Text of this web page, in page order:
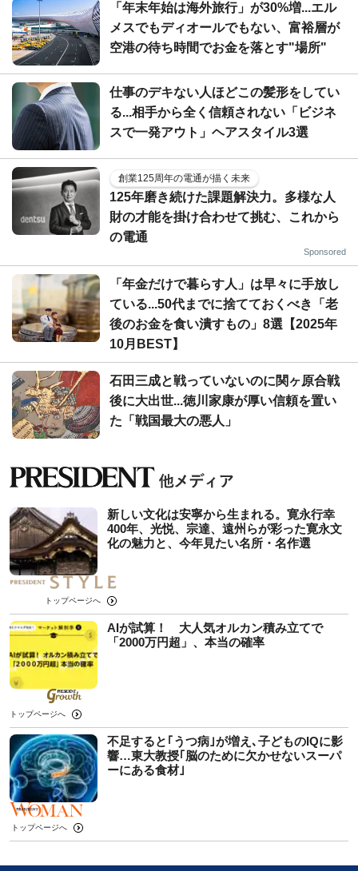
「年末年始は海外旅行」が30%増...エル
メスでもディオールでもない、富裕層が
空港の待ち時間でお金を落とす"場所"
仕事のデキない人ほどこの髪形をしてい
る...相手から全く信頼されない「ビジネ
スで一発アウト」ヘアスタイル3選
創業125周年の電通が描く未来
125年磨き続けた課題解決力。多様な人
財の才能を掛け合わせて挑む、これから
の電通
Sponsored
「年金だけで暮らす人」は早々に手放し
ている...50代までに捨てておくべき「老
後のお金を食い潰すもの」8選【2025年
10月BEST】
石田三成と戦っていないのに関ヶ原合戦
後に大出世...徳川家康が厚い信頼を置い
た「戦国最大の悪人」
新しい文化は安寧から生まれる。寛永行幸
400年、光悦、宗達、遠州らが彩った寛永文
化の魅力と、今年見たい名所・名作選
トップページへ
AIが試算！ 大人気オルカン積み立てで
「2000万円超」、本当の確率
トップページへ
不足すると｢うつ病｣が増え､子どものIQに影
響…東大教授｢脳のために欠かせないスーパ
ーにある食材｣
トップページへ